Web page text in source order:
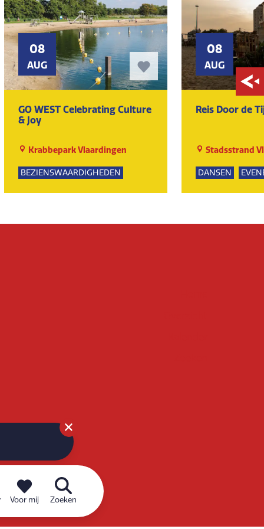
Voor mij Zoeken
08
AUG
GO WEST Celebrating Culture
& Joy
Krabbepark Vlaardingen
BEZIENSWAARDIGHEDEN
KUNST EN CULTUUR
08
AUG
Reis Door de
Stadsstrand
DANSEN
MUZIEK